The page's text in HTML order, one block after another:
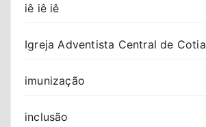
iê iê iê
Igreja Adventista Central de Cotia
imunização
inclusão